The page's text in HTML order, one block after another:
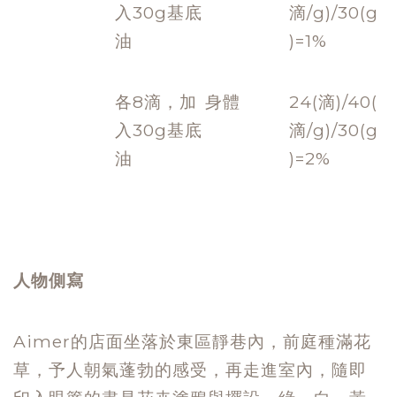
入30g基底
油
滴/g)/30(g
)=1%
各8滴，加
入30g基底
油
身體
24(滴)/40(
滴/g)/30(g
)=2%
人物側寫
Aimer的店面坐落於東區靜巷內，前庭種滿花
草，予人朝氣蓬勃的感受，再走進室內，隨即